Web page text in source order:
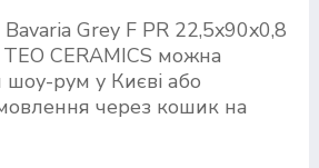
Grey F PR 22,5x90x0,8
CERAMICS можна
шоу-рум у Києві або
через кошик на